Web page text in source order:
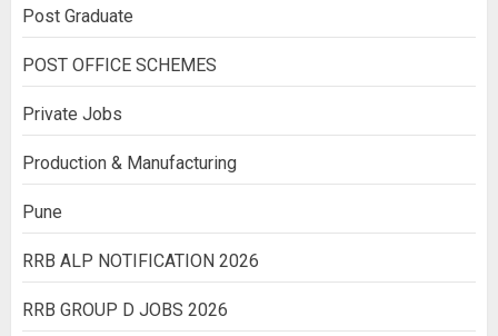
Post Graduate
POST OFFICE SCHEMES
Private Jobs
Production & Manufacturing
Pune
RRB ALP NOTIFICATION 2026
RRB GROUP D JOBS 2026